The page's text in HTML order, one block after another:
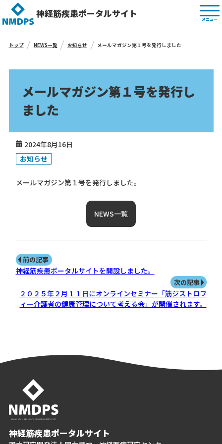
神経筋疾患ポータルサイト メニュー
トップ NEWS一覧 お知らせ メールマガジン第１号を発行しました
メールマガジン第１号を発行し
ました
2024年8月16日
お知らせ
メールマガジン第１号を発行しました。
NEWS一覧
前の記事
神経筋疾患ポータルサイトを開設しました。
次の記事
２０２５年２月１１日にオンラインセミナー「筋ジストロフ
ィー介護者の健康管理について考える会」が開催されます。
神経筋疾患ポータルサイト